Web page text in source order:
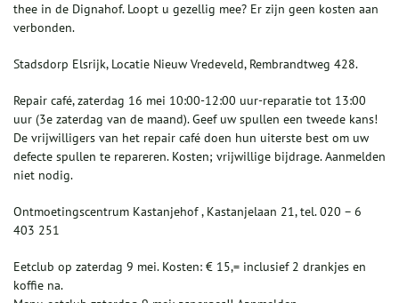
thee in de Dignahof. Loopt u gezellig mee? Er zijn geen kosten aan
verbonden.
Stadsdorp Elsrijk, Locatie Nieuw Vredeveld, Rembrandtweg 428.
Repair café, zaterdag 16 mei 10:00-12:00 uur-reparatie tot 13:00
uur (3e zaterdag van de maand). Geef uw spullen een tweede kans!
De vrijwilligers van het repair café doen hun uiterste best om uw
defecte spullen te repareren. Kosten; vrijwillige bijdrage. Aanmelden
niet nodig.
Ontmoetingscentrum Kastanjehof , Kastanjelaan 21, tel. 020 – 6
403 251
Eetclub op zaterdag 9 mei. Kosten: € 15,= inclusief 2 drankjes en
koffie na.